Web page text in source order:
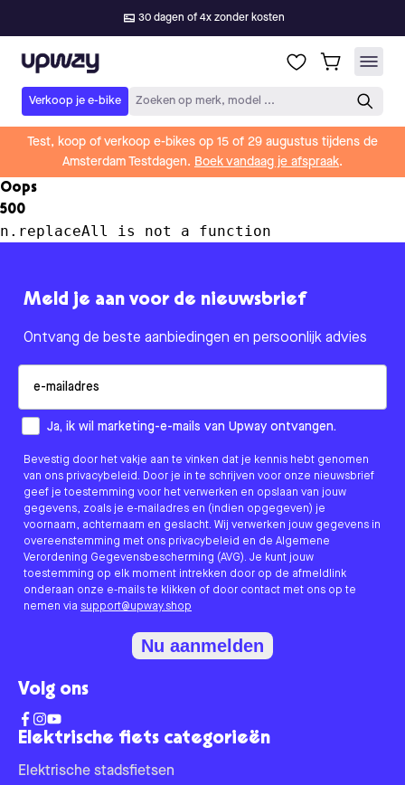
30 dagen of 4x zonder kosten
Upway
Verkoop je e-bike Zoeken op merk, model ...
Test, koop of verkoop e-bikes op 15 of 29 augustus tijdens de
Amsterdam Testdagen. Boek vandaag je afspraak.
Oops
500
n.replaceAll is not a function
Elektrische fiets categorieën
Elektrische stadsfietsen
Meld je aan voor de nieuwsbrief
Ontvang de beste aanbiedingen en persoonlijk advies
How would you like to hear from us?
Ja, ik wil marketing-e-mails van Upway ontvangen.
Bevestig door het vakje aan te vinken dat je kennis hebt genomen
van ons privacybeleid. Door je in te schrijven voor onze nieuwsbrief
geef je toestemming voor het verwerken en opslaan van jouw
gegevens, zoals je e-mailadres en (indien opgegeven) je
voornaam, achternaam en geslacht. Wij verwerken jouw gegevens in
overeenstemming met ons privacybeleid en de Algemene
Verordening Gegevensbescherming (AVG). Je kunt jouw
toestemming op elk moment intrekken door op de afmeldlink
onderaan onze e-mails te klikken of door contact met ons op te
nemen via support@upway.shop
Nu aanmelden
Volg ons